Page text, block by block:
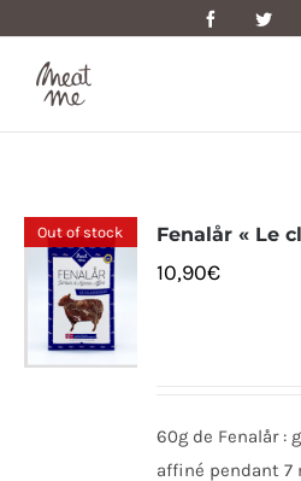
content
Facebook
Out of stock Fenalår « Le
10,90€
60g de Fenalår :
affiné pendant 7